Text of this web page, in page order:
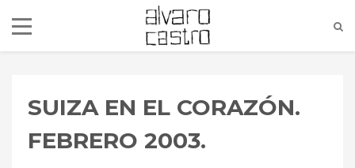
SUIZA EN EL CORAZÓN.
FEBRERO 2003.